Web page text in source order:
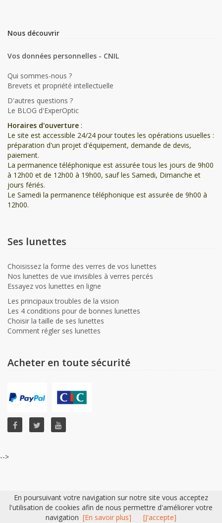
Nous découvrir
Vos données personnelles - CNIL
Qui sommes-nous ?
Brevets et propriété intellectuelle
D'autres questions ?
Le BLOG d'ExperOptic
Horaires d'ouverture :
Le site est accessible 24/24 pour toutes les opérations usuelles :
préparation d'un projet d'équipement, demande de devis,
paiement.
La permanence téléphonique est assurée tous les jours de 9h00
à 12h00 et de 12h00 à 19h00, sauf les Samedi, Dimanche et
jours fériés.
Le Samedi la permanence téléphonique est assurée de 9h00 à
12h00.
Ses lunettes
Choisissez la forme des verres de vos lunettes
Nos lunettes de vue invisibles à verres percés
Essayez vos lunettes en ligne
Les principaux troubles de la vision
Les 4 conditions pour de bonnes lunettes
Choisir la taille de ses lunettes
Comment régler ses lunettes
Acheter en toute sécurité
-->
© 2016 EXPEROPTIC -Réalisation Bexter
En poursuivant votre navigation sur notre site vous acceptez
l'utilisation de cookies afin de nous permettre d'améliorer votre
navigation [En savoir plus] [J'accepte]